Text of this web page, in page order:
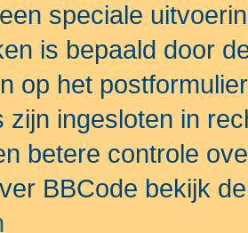
speciale
is bepaald door
op het
zijn ingesloten in
betere controle
BBCode bekijk